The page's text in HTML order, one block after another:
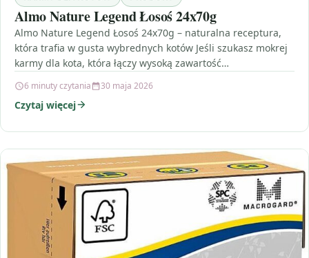
Almo Nature Legend Łosoś 24x70g
Almo Nature Legend Łosoś 24x70g – naturalna receptura,
która trafia w gusta wybrednych kotów Jeśli szukasz mokrej
karmy dla kota, która łączy wysoką zawartość…
6 minuty czytania 30 maja 2026
Czytaj więcej